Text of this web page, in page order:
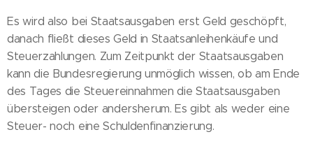
Es wird also bei Staatsausgaben erst Geld geschöpft,
danach fließt dieses Geld in Staatsanleihenkäufe und
Steuerzahlungen. Zum Zeitpunkt der Staatsausgaben
kann die Bundesregierung unmöglich wissen, ob am Ende
des Tages die Steuereinnahmen die Staatsausgaben
übersteigen oder andersherum. Es gibt als weder eine
Steuer- noch eine Schuldenfinanzierung.